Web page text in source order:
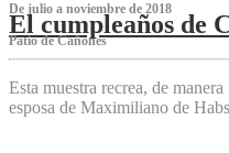
De julio a noviembre de 2018
El cumpleaños de
Patio de Cañones
Esta muestra recrea, de
esposa de Maximiliano de